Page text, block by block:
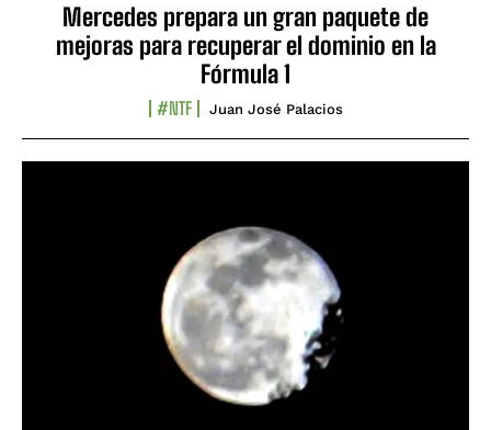
Mercedes prepara un gran paquete de
mejoras para recuperar el dominio en la
Fórmula 1
#NTF Juan José Palacios